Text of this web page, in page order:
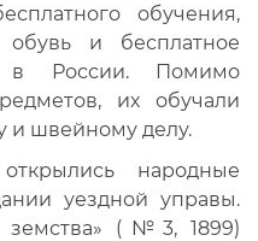
обучения,
и бесплатное
России. Помимо
их обучали
и швейному делу.
народные
уездной управы.
земства» (№3, 1899)